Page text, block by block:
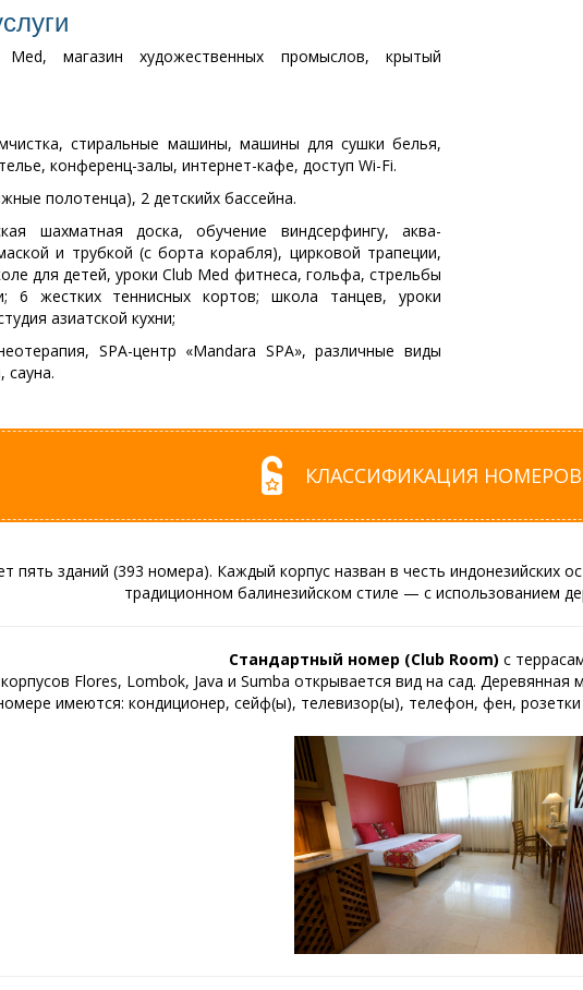
магазин художественных промыслов, крытый
стиральные машины, машины для сушки белья,
конференц-залы, интернет-кафе, доступ Wi-Fi.
полотенца), 2 детскийх бассейна.
шахматная доска, обучение виндсерфингу, аква-
и трубкой (с борта корабля), цирковой трапеции,
для детей, уроки Club Med фитнеса, гольфа, стрельбы
6 жестких теннисных кортов; школа танцев, уроки
азиатской кухни;
SPA-центр «Mandara SPA», различные виды
сауна.
КЛАССИФИКАЦИЯ НОМЕРОВ
пять зданий (393 номера). Каждый корпус назван в честь
традиционном балинезийском стиле — с использованием
Стандартный номер (Club Room) с
Flores, Lombok, Java и Sumba открывается вид на сад.
имеются: кондиционер, сейф(ы), телевизор(ы), телефон, фен,